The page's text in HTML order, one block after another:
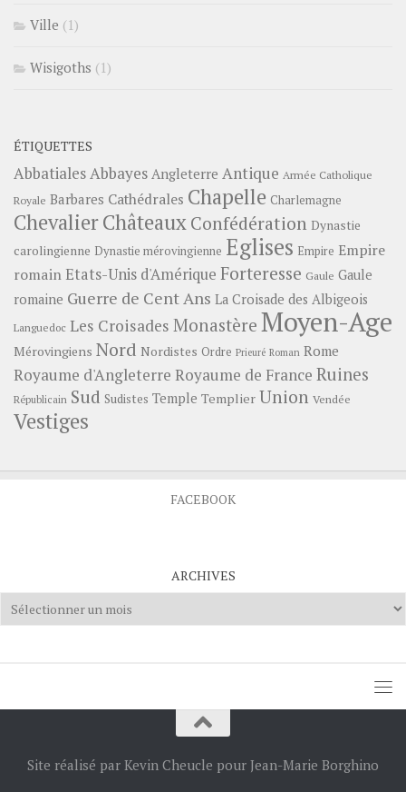
Ville (1)
Wisigoths (1)
ÉTIQUETTES
Abbatiales Abbayes Angleterre Antique Armée Catholique
Royale Barbares Cathédrales Chapelle Charlemagne
ChevalierChâteauxConfédération Dynastie
carolingienne Dynastie mérovingienne Eglises Empire Empire
romainEtats-Unis d'Amérique Forteresse Gaule Gaule
romaine Guerre de Cent Ans La Croisade des Albigeois
Languedoc Les Croisades Monastère Moyen-Age
Mérovingiens Nord Nordistes Ordre Prieuré Roman Rome
Royaume d'Angleterre Royaume de France Ruines
Républicain Sud Sudistes Temple Templier Union Vendée
Vestiges
FACEBOOK
ARCHIVES
Archives
Site réalisé par Kevin Cheucle pour Jean-Marie Borghino